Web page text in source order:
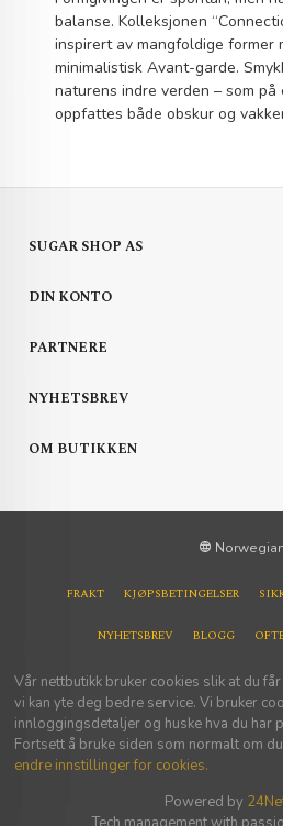
balanse. Kolleksjonen
inspirert av mangfoldige former
minimalistisk Avant-garde.
naturens indre verden – som på
oppfattes både obskur og
SUGAR SHOP AS
DIN KONTO
PARTNERE
NYHETSBREV
OM BUTIKKEN
Norwegian
FRAKT KJØPSBETINGELSER
NYHETSBREV BLOGG
Vår nettbutikk bruker cookies slik at du
vi kan yte deg bedre service. Vi bruker
innloggingsdetaljer og huske hva du har
Fortsett å bruke siden som normalt om
endre innstillinger for cookies.
Powered by